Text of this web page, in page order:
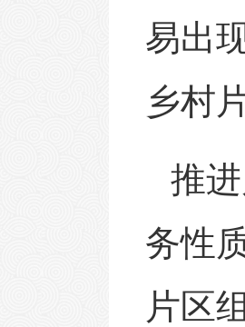
易出
乡村
推
务性
片区